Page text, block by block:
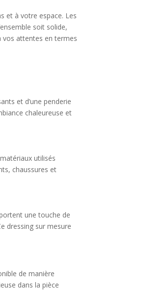
et à votre espace. Les
soit solide,
vos attentes en termes
et d’une penderie
chaleureuse et
utilisés
chaussures et
une touche de
dressing sur mesure
de manière
dans la pièce